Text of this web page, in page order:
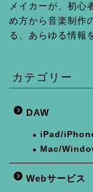
メイカーが、初心
め方から音楽制作
る、あらゆる情報
カテゴリー
DAW
iPad/
Mac/
Webサービス